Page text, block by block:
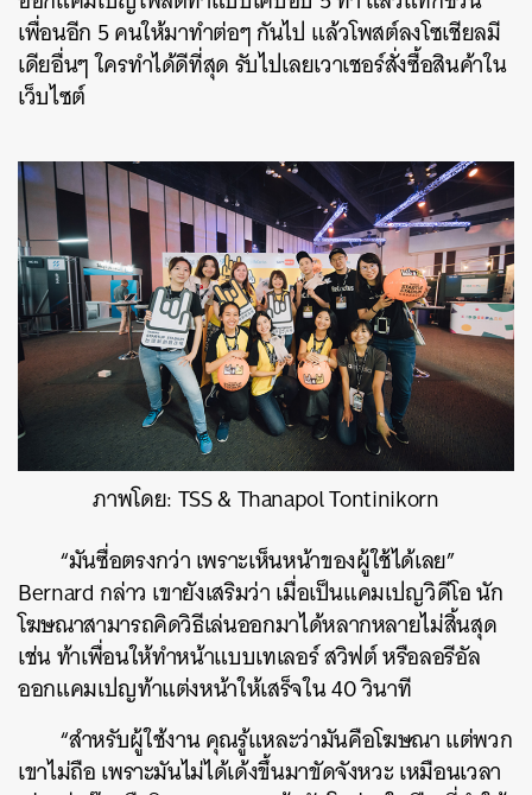
เพื่อนอีก 5 คนให้มาทำต่อๆ กันไป แล้วโพสต์ลงโซเชียลมี
เดียอื่นๆ ใครทำได้ดีที่สุด รับไปเลยเวาเชอร์สั่งซื้อสินค้าใน
เว็บไซต์
ภาพโดย: TSS & Thanapol Tontinikorn
“มันซื่อตรงกว่า เพราะเห็นหน้าของผู้ใช้ได้เลย”
Bernard กล่าว เขายังเสริมว่า เมื่อเป็นแคมเปญวิดีโอ นัก
โฆษณาสามารถคิดวิธีเล่นออกมาได้หลากหลายไม่สิ้นสุด
เช่น ท้าเพื่อนให้ทำหน้าแบบเทเลอร์ สวิฟต์ หรือลอรีอัล
ออกแคมเปญท้าแต่งหน้าให้เสร็จใน 40 วินาที
“สำหรับผู้ใช้งาน คุณรู้แหละว่ามันคือโฆษณา แต่พวก
เขาไม่ถือ เพราะมันไม่ได้เด้งขึ้นมาขัดจังหวะ เหมือนเวลา